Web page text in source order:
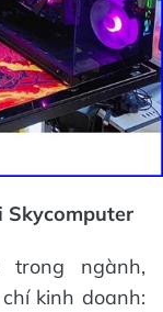
Skycomputer
ngành,
kinh doanh: